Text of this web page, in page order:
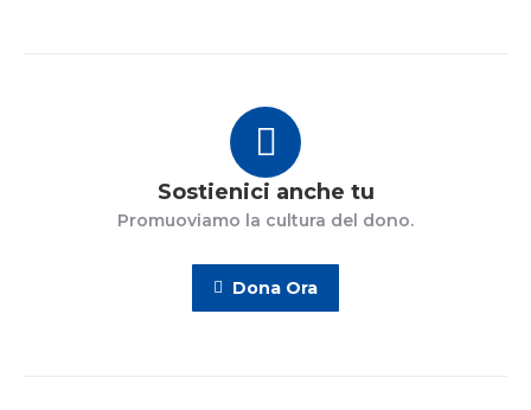
Sostienici anche tu
Promuoviamo la cultura del dono.
Dona Ora